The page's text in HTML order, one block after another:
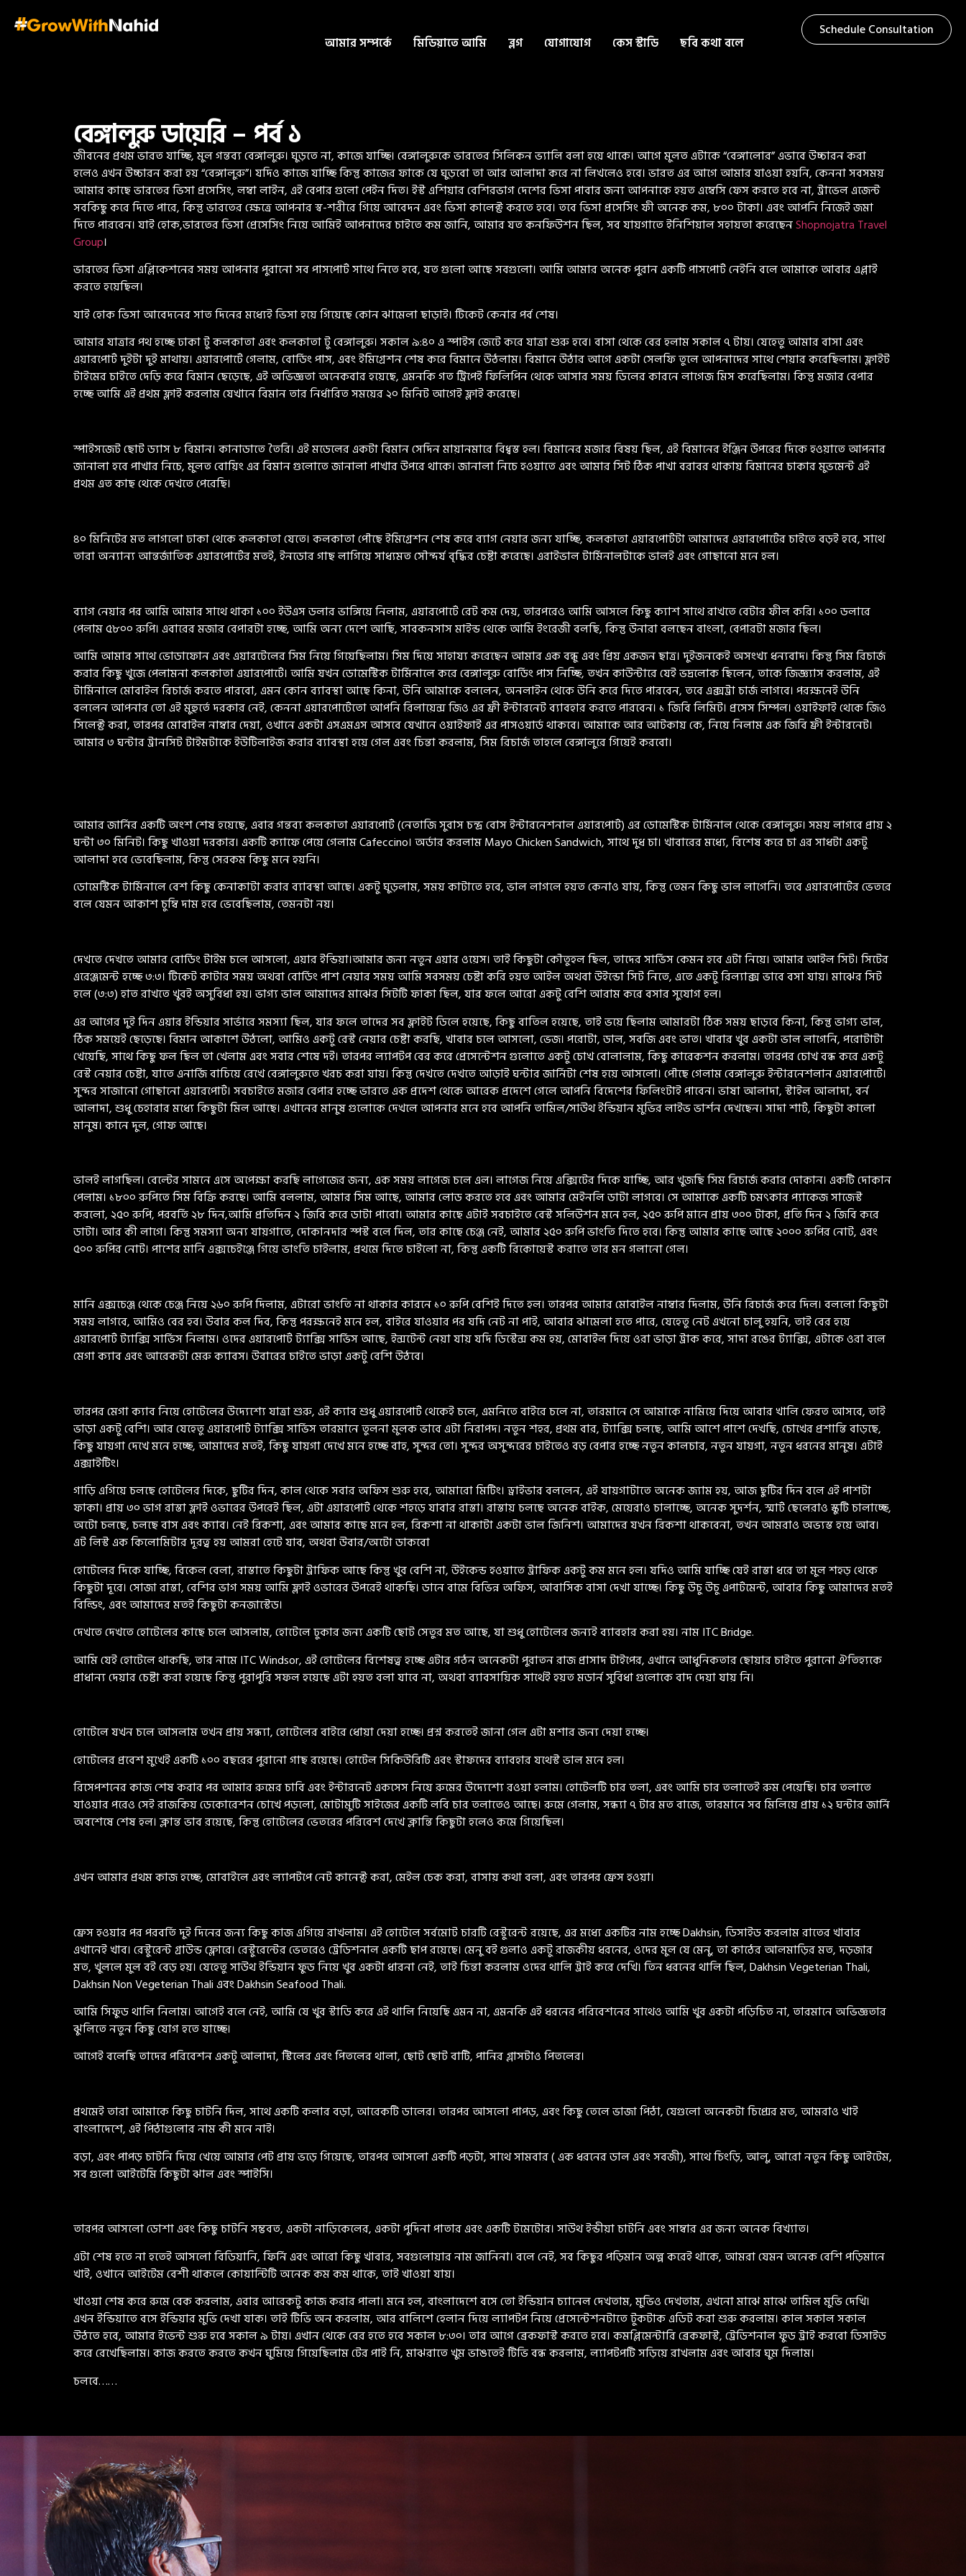
আমার সম্পর্কে মিডিয়াতে আমি ব্লগ যোগাযোগ কেস স্টাডি ছবি কথা বলে
Schedule Consultation
বেঙ্গালুরু ডায়েরি – পর্ব ১
জীবনের প্রথম ভারত যাচ্ছি, মুল গন্তব্য বেঙ্গালুরু। ঘুড়তে না, কাজে যাচ্ছি। বেঙ্গালুরুকে ভারতের সিলিকন ভ্যালি বলা হয়ে থাকে। আগে মুলত এটাকে “বেঙ্গালোর” এভাবে উচ্চারন করা
হলেও এখন উচ্চারন করা হয় “বেঙ্গালুরু”। যদিও কাজে যাচ্ছি কিন্তু কাজের ফাকে যে ঘুড়বো তা আর আলাদা করে না লিখলেও হবে। ভারত এর আগে আমার যাওয়া হয়নি, কেননা সবসময়
আমার কাছে ভারতের ভিসা প্রসেসিং, লম্বা লাইন, এই বেপার গুলো পেইন দিত। ইস্ট এশিয়ার বেশিরভাগ দেশের ভিসা পাবার জন্য আপনাকে হয়ত এম্বেসি ফেস করতে হবে না, ট্রাভেল এজেন্ট
সবকিছু করে দিতে পারে, কিন্তু ভারতের ক্ষেত্রে আপনার স্ব-শরীরে গিয়ে আবেদন এবং ভিসা কালেক্ট করতে হবে। তবে ভিসা প্রসেসিং ফী অনেক কম, ৮০০ টাকা। এবং আপনি নিজেই জমা
দিতে পারবেন। যাই হোক,ভারতের ভিসা প্রেসেসিং নিয়ে আমিই আপনাদের চাইতে কম জানি, আমার যত কনফিউশন ছিল, সব যায়গাতে ইনিশিয়াল সহায়তা করেছেনShopnojatra Travel
Group।
ভারতের ভিসা এপ্লিকেশনের সময় আপনার পুরানো সব পাসপোর্ট সাথে নিতে হবে, যত গুলো আছে সবগুলো। আমি আমার অনেক পুরান একটি পাসপোর্ট নেইনি বলে আমাকে আবার এপ্লাই
করতে হয়েছিল।
যাই হোক ভিসা আবেদনের সাত দিনের মধ্যেই ভিসা হয়ে গিয়েছে কোন ঝামেলা ছাড়াই। টিকেট কেনার পর্ব শেষ।
আমার যাত্রার পথ হচ্ছে ঢাকা টু কলকাতা এবং কলকাতা টু বেঙ্গালুরু। সকাল ৯:৪০ এ স্পাইস জেটে করে যাত্রা শুরু হবে। বাসা থেকে বের হলাম সকাল ৭ টায়। যেহেতু আমার বাসা এবং
এয়ারপোর্ট দুইটা দুই মাথায়। এয়ারপোর্টে গেলাম, বোর্ডিং পাস, এবং ইমিগ্রেশন শেষ করে বিমানে উঠলাম। বিমানে উঠার আগে একটা সেলফি তুলে আপনাদের সাথে শেয়ার করেছিলাম। ফ্লাইট
টাইমের চাইতে দেড়ি করে বিমান ছেড়েছে, এই অভিজ্ঞতা অনেকবার হয়েছে, এমনকি গত ট্রিপেই ফিলিপিন থেকে আসার সময় ডিলের কারনে লাগেজ মিস করেছিলাম। কিন্তু মজার বেপার
হচ্ছে আমি এই প্রথম ফ্লাই করলাম যেখানে বিমান তার নির্ধারিত সময়ের ২০ মিনিট আগেই ফ্লাই করেছে।
স্পাইসজেট ছোট ড্যাস ৮ বিমান। কানাডাতে তৈরি। এই মডেলের একটা বিমান সেদিন মায়ানমারে বিধ্বস্ত হল। বিমানের মজার বিষয় ছিল, এই বিমানের ইঞ্জিন উপরের দিকে হওয়াতে আপনার
জানালা হবে পাখার নিচে, মুলত বোয়িং এর বিমান গুলোতে জানালা পাখার উপরে থাকে। জানালা নিচে হওয়াতে এবং আমার সিট ঠিক পাখা বরাবর থাকায় বিমানের চাকার মুভমেন্ট এই
প্রথম এত কাছ থেকে দেখতে পেরেছি।
৪০ মিনিটের মত লাগলো ঢাকা থেকে কলকাতা যেতে। কলকাতা পৌছে ইমিগ্রেশন শেষ করে ব্যাগ নেয়ার জন্য যাচ্ছি, কলকাতা এয়ারপোর্টটা আমাদের এয়ারপোর্টের চাইতে বড়ই হবে, সাথে
তারা অন্যান্য আন্তর্জাতিক এয়ারপোর্টের মতই, ইনডোর গাছ লাগিয়ে সাধ্যমত সৌন্দর্য বৃদ্ধির চেষ্টা করেছে। এরাইভাল টার্মিনালটাকে ভালই এবং গোছানো মনে হল।
ব্যাগ নেয়ার পর আমি আমার সাথে থাকা ১০০ ইউএস ডলার ভাঙ্গিয়ে নিলাম, এয়ারপোর্টে রেট কম দেয়, তারপরেও আমি আসলে কিছু ক্যাশ সাথে রাখতে বেটার ফীল করি। ১০০ ডলারে
পেলাম ৫৮০০ রুপি। এবারের মজার বেপারটা হচ্ছে, আমি অন্য দেশে আছি, সাবকনসাস মাইন্ড থেকে আমি ইংরেজী বলছি, কিন্তু উনারা বলছেন বাংলা, বেপারটা মজার ছিল।
আমি আমার সাথে ভোডাফোন এবং এয়ারটেলের সিম নিয়ে গিয়েছিলাম। সিম দিয়ে সাহায্য করেছেন আমার এক বন্ধু এবং প্রিয় একজন ছাত্র। দুইজনকেই অসংখ্য ধন্যবাদ। কিন্তু সিম রিচার্জ
করার কিছু খুজে পেলামনা কলকাতা এয়ারপোর্টে। আমি যখন ডোমেস্টিক টার্মিনালে করে বেঙ্গালুরু বোর্ডিং পাস নিচ্ছি, তখন কাউন্টারে যেই ভদ্রলোক ছিলেন, তাকে জিজ্ঞ্যাস করলাম, এই
টার্মিনালে মোবাইল রিচার্জ করতে পারবো, এমন কোন ব্যাবস্থা আছে কিনা, উনি আমাকে বললেন, অনলাইন থেকে উনি করে দিতে পারবেন, তবে এক্সট্রা চার্জ লাগবে। পরক্ষনেই উনি
বললেন আপনার তো এই মুহুর্তে দরকার নেই, কেননা এয়ারপোর্টেতো আপনি রিলায়েন্স জিও এর ফ্রী ইন্টারনেট ব্যাবহার করতে পারবেন। ১ জিবি লিমিট। প্রসেস সিম্পল। ওয়াইফাই থেকে জিও
সিলেক্ট করা, তারপর মোবাইল নাম্বার দেয়া, ওখানে একটা এসএমএস আসবে যেখানে ওয়াইফাই এর পাসওয়ার্ড থাকবে। আমাকে আর আটকায় কে, নিয়ে নিলাম এক জিবি ফ্রী ইন্টারনেট।
আমার ৩ ঘন্টার ট্রানসিট টাইমটাকে ইউটিলাইজ করার ব্যাবস্থা হয়ে গেল এবং চিন্তা করলাম, সিম রিচার্জ তাহলে বেঙ্গালুরে গিয়েই করবো।
আমার জার্নির একটি অংশ শেষ হয়েছে, এবার গন্তব্য কলকাতা এয়ারপোর্ট (নেতাজি সুবাস চন্দ্র বোস ইন্টারনেশনাল এয়ারপোর্ট) এর ডোমেস্টিক টার্মিনাল থেকে বেঙ্গালুরু। সময় লাগবে প্রায় ২
ঘন্টা ৩০ মিনিট। কিছু খাওয়া দরকার। একটি ক্যাফে পেয়ে গেলাম Cafeccino। অর্ডার করলাম Mayo Chicken Sandwich, সাথে দুধ চা। খাবারের মধ্যে, বিশেষ করে চা এর সাধটা একটু
আলাদা হবে ভেবেছিলাম, কিন্তু সেরকম কিছু মনে হয়নি।
ডোমেস্টিক টার্মিনালে বেশ কিছু কেনাকাটা করার ব্যাবস্থা আছে। একটু ঘুড়লাম, সময় কাটাতে হবে, ভাল লাগলে হয়ত কেনাও যায়, কিন্তু তেমন কিছু ভাল লাগেনি। তবে এয়ারপোর্টের ভেতরে
বলে যেমন আকাশ চুম্বি দাম হবে ভেবেছিলাম, তেমনটা নয়।
দেখতে দেখতে আমার বোর্ডিং টাইম চলে আসলো, এয়ার ইন্ডিয়া।আমার জন্য নতুন এয়ার ওয়েস। তাই কিছুটা কৌতুহল ছিল, তাদের সার্ভিস কেমন হবে এটা নিয়ে। আমার আইল সিট। সিটের
এরেঞ্জমেন্ট হচ্ছে ৩:৩। টিকেট কাটার সময় অথবা বোর্ডিং পাশ নেয়ার সময় আমি সবসময় চেষ্টা করি হয়ত আইল অথবা উইন্ডো সিট নিতে, এতে একটু রিল্যাক্স ভাবে বসা যায়। মাঝের সিট
হলে (৩:৩) হাত রাখতে খুবই অসুবিধা হয়। ভাগ্য ভাল আমাদের মাঝের সিটটি ফাকা ছিল, যার ফলে আরো একটু বেশি আরাম করে বসার সুযোগ হল।
এর আগের দুই দিন এয়ার ইন্ডিয়ার সার্ভারে সমস্যা ছিল, যার ফলে তাদের সব ফ্লাইট ডিলে হয়েছে, কিছু বাতিল হয়েছে, তাই ভয়ে ছিলাম আমারটা ঠিক সময় ছাড়বে কিনা, কিন্তু ভাগ্য ভাল,
ঠিক সময়েই ছেড়েছে। বিমান আকাশে উঠলো, আমিও একটু রেস্ট নেয়ার চেষ্টা করছি, খাবার চলে আসলো, ভেজ। পরোটা, ডাল, সবজি এবং ভাত। খাবার খুব একটা ভাল লাগেনি, পরোটাটা
খেয়েছি, সাথে কিছু ফল ছিল তা খেলাম এবং সবার শেষে দই। তারপর ল্যাপটপ বের করে প্রেসেন্টেশন গুলোতে একটু চোখ বোলালাম, কিছু কারেকশন করলাম। তারপর চোখ বন্ধ করে একটু
রেস্ট নেয়ার চেষ্টা, যাতে এনার্জি বাচিয়ে রেখে বেঙ্গালুরুতে খরচ করা যায়। কিন্তু দেখতে দেখতে আড়াই ঘন্টার জার্নিটা শেষ হয়ে আসলো। পৌছে গেলাম বেঙ্গালুরু ইন্টারনেশলান এয়ারপোর্টে।
সুন্দর সাজানো গোছানো এয়ারপোর্ট। সবচাইতে মজার বেপার হচ্ছে ভারতে এক প্রদেশ থেকে আরেক প্রদেশে গেলে আপনি বিদেশের ফিলিংটাই পাবেন। ভাষা আলাদা, স্টাইল আলাদা, বর্ন
আলাদা, শুধু চেহারার মধ্যে কিছুটা মিল আছে। এখানের মানুষ গুলোকে দেখলে আপনার মনে হবে আপনি তামিল/সাউথ ইন্ডিয়ান মুভির লাইভ ভার্শন দেখছেন। সাদা শার্ট, কিছুটা কালো
মানুষ। কানে দুল, গোফ আছে।
ভালই লাগছিল। বেল্টের সামনে এসে অপেক্ষা করছি লাগেজের জন্য, এক সময় লাগেজ চলে এল। লাগেজ নিয়ে এক্সিটের দিকে যাচ্ছি, আর খুজছি সিম রিচার্জ করার দোকান। একটি দোকান
পেলাম। ১৮০০ রুপিতে সিম বিক্রি করছে। আমি বললাম, আমার সিম আছে, আমার লোড করতে হবে এবং আমার মেইনলি ডাটা লাগবে। সে আমাকে একটি চমৎকার প্যাকেজ সাজেস্ট
করলো, ২৫০ রুপি, পরবর্তি ২৮ দিন,আমি প্রতিদিন ২ জিবি করে ডাটা পাবো। আমার কাছে এটাই সবচাইতে বেস্ট সলিউশন মনে হল, ২৫০ রুপি মানে প্রায় ৩০০ টাকা, প্রতি দিন ২ জিবি করে
ডাটা। আর কী লাগে। কিন্তু সমস্যা অন্য যায়গাতে, দোকানদার স্পস্ট বলে দিল, তার কাছে চেঞ্জ নেই, আমার ২৫০ রুপি ভাংতি দিতে হবে। কিন্তু আমার কাছে আছে ২০০০ রুপির নোট, এবং
৫০০ রুপির নোট। পাশের মানি এক্সচেইঞ্জে গিয়ে ভাংতি চাইলাম, প্রথমে দিতে চাইলো না, কিন্তু একটি রিকোয়েস্ট করাতে তার মন গলানো গেল।
মানি এক্সচেঞ্জ থেকে চেঞ্জ নিয়ে ২৬০ রুপি দিলাম, এটারো ভাংতি না থাকার কারনে ১০ রুপি বেশিই দিতে হল। তারপর আমার মোবাইল নাম্বার দিলাম, উনি রিচার্জ করে দিল। বললো কিছুটা
সময় লাগবে, আমিও বের হব। উবার কল দিব, কিন্তু পরক্ষনেই মনে হল, বাইরে যাওয়ার পর যদি নেট না পাই, আবার ঝামেলা হতে পারে, যেহেতু নেট এখনো চালু হয়নি, তাই বের হয়ে
এয়ারপোর্ট ট্যাক্সি সার্ভিস নিলাম। ওদের এয়ারপোর্ট ট্যাক্সি সার্ভিস আছে, ইন্সটেন্ট নেয়া যায় যদি ডিস্টেন্স কম হয়, মোবাইল দিয়ে ওরা ভাড়া ট্রাক করে, সাদা রঙের ট্যাক্সি, এটাকে ওরা বলে
মেগা ক্যাব এবং আরেকটা মেরু ক্যাবস। উবারের চাইতে ভাড়া একটু বেশি উঠবে।
তারপর মেগা ক্যাব নিয়ে হোটেলের উদ্যেশ্যে যাত্রা শুরু, এই ক্যাব শুধু এয়ারপোর্ট থেকেই চলে, এমনিতে বাইরে চলে না, তারমানে সে আমাকে নামিয়ে দিয়ে আবার খালি ফেরত আসবে, তাই
ভাড়া একটু বেশি। আর যেহেতু এয়ারপোর্ট ট্যাক্সি সার্ভিস তারমানে তুলনা মুলক ভাবে এটা নিরাপদ। নতুন শহর, প্রথম বার, ট্যাক্সি চলছে, আমি আশে পাশে দেখছি, চোখের প্রশান্তি বাড়ছে,
কিছু যায়গা দেখে মনে হচ্ছে, আমাদের মতই, কিছু যায়গা দেখে মনে হচ্ছে বাহ, সুন্দর তো। সুন্দর অসুন্দরের চাইতেও বড় বেপার হচ্ছে নতুন কালচার, নতুন যায়গা, নতুন ধরনের মানুষ। এটাই
এক্সাইটিং।
গাড়ি এগিয়ে চলছে হোটেলের দিকে, ছুটির দিন, কাল থেকে সবার অফিস শুরু হবে, আমারো মিটিং। ড্রাইভার বললেন, এই যায়গাটাতে অনেক জ্যাম হয়, আজ ছুটির দিন বলে এই পাশটা
ফাকা। প্রায় ৩০ ভাগ রাস্তা ফ্লাই ওভারের উপরেই ছিল, এটা এয়ারপোর্ট থেকে শহড়ে যাবার রাস্তা। রাস্তায় চলছে অনেক বাইক, মেয়েরাও চালাচ্ছে, অনেক সুদর্শন, স্মার্ট ছেলেরাও স্কুটি চালাচ্ছে,
অটো চলছে, চলছে বাস এবং ক্যাব। নেই রিকশা, এবং আমার কাছে মনে হল, রিকশা না থাকাটা একটা ভাল জিনিশ। আমাদের যখন রিকশা থাকবেনা, তখন আমরাও অভ্যস্ত হয়ে আব।
এট লিস্ট এক কিলোমিটার দূরত্ব হয় আমরা হেটে যাব, অথবা উবার/অটো ডাকবো
হোটেলের দিকে যাচ্ছি, বিকেল বেলা, রাস্তাতে কিছুটা ট্রাফিক আছে কিন্তু খুব বেশি না, উইকেন্ড হওয়াতে ট্রাফিক একটু কম মনে হল। যদিও আমি যাচ্ছি যেই রাস্তা ধরে তা মুল শহড় থেকে
কিছুটা দূরে। সোজা রাস্তা, বেশির ভাগ সময় আমি ফ্লাই ওভারের উপরেই থাকছি। ডানে বামে বিভিন্ন অফিস, আবাসিক বাসা দেখা যাচ্ছে। কিছু উচু উচু এপার্টমেন্ট, আবার কিছু আমাদের মতই
বিল্ডিং, এবং আমাদের মতই কিছুটা কনজাস্টেড।
দেখতে দেখতে হোটেলের কাছে চলে আসলাম, হোটেলে ঢুকার জন্য একটি ছোট সেতুর মত আছে, যা শুধু হোটেলের জন্যই ব্যাবহার করা হয়। নাম ITC Bridge.
আমি যেই হোটেলে থাকছি, তার নামে ITC Windsor, এই হোটেলের বিশেষত্ব হচ্ছে এটার গঠন অনেকটা পুরাতন রাজ প্রাসাদ টাইপের, এখানে আধুনিকতার ছোয়ার চাইতে পুরানো ঐতিহ্যকে
প্রাধান্য দেয়ার চেষ্টা করা হয়েছে কিন্তু পুরাপুরি সফল হয়েছে এটা হয়ত বলা যাবে না, অথবা ব্যাবসায়িক সার্থেই হয়ত মডার্ন সুবিধা গুলোকে বাদ দেয়া যায় নি।
হোটেলে যখন চলে আসলাম তখন প্রায় সন্ধ্যা, হোটেলের বাইরে ধোয়া দেয়া হচ্ছে। প্রশ্ন করতেই জানা গেল এটা মশার জন্য দেয়া হচ্ছে।
হোটেলের প্রবেশ মুখেই একটি ১০০ বছরের পুরানো গাছ রয়েছে। হোটেল সিকিউরিটি এবং স্টাফদের ব্যাবহার যথেস্ট ভাল মনে হল।
রিসেপশনের কাজ শেষ করার পর আমার রুমের চাবি এবং ইন্টারনেট একসেস নিয়ে রুমের উদ্যেশ্যে রওয়া হলাম। হোটেলটি চার তলা, এবং আমি চার তলাতেই রুম পেয়েছি। চার তলাতে
যাওয়ার পরেও সেই রাজকিয় ডেকোরেশন চোখে পড়লো, মোটামুটি সাইজের একটি লবি চার তলাতেও আছে। রুমে গেলাম, সন্ধ্যা ৭ টার মত বাজে, তারমানে সব মিলিয়ে প্রায় ১২ ঘন্টার জার্নি
অবশেষে শেষ হল। ক্লান্ত ভাব রয়েছে, কিন্তু হোটেলের ভেতরের পরিবেশ দেখে ক্লান্তি কিছুটা হলেও কমে গিয়েছিল।
এখন আমার প্রথম কাজ হচ্ছে, মোবাইলে এবং ল্যাপটপে নেট কানেক্ট করা, মেইল চেক করা, বাসায় কথা বলা, এবং তারপর ফ্রেস হওয়া।
ফ্রেস হওয়ার পর পরবর্তি দুই দিনের জন্য কিছু কাজ এগিয়ে রাখলাম। এই হোটেলে সর্বমোট চারটি রেস্টুরেন্ট রয়েছে, এর মধ্যে একটির নাম হচ্ছে Dakhsin, ডিসাইড করলাম রাতের খাবার
এখানেই খাব। রেস্টুরেন্ট গ্রাউন্ড ফ্লোরে। রেস্টুরেন্টের ভেতরেও ট্রেডিশনাল একটি ছাপ রয়েছে। মেনু বই গুলাও একটু রাজকীয় ধরনের, ওদের মুল যে মেনু, তা কাঠের আলমাড়ির মত, দড়জার
মত, খুললে মুল বই বেড় হয়। যেহেতু সাউথ ইন্ডিয়ান ফুড নিয়ে খুব একটা ধারনা নেই, তাই চিন্তা করলাম ওদের থালি ট্রাই করে দেখি। তিন ধরনের থালি ছিল, Dakhsin Vegeterian Thali,
Dakhsin Non Vegeterian Thali এবং Dakhsin Seafood Thali.
আমি সিফুড থালি নিলাম। আগেই বলে নেই, আমি যে খুব স্টাডি করে এই থালি নিয়েছি এমন না, এমনকি এই ধরনের পরিবেশনের সাথেও আমি খুব একটা পড়িচিত না, তারমানে অভিজ্ঞতার
ঝুলিতে নতুন কিছু যোগ হতে যাচ্ছে।
আগেই বলেছি তাদের পরিবেশন একটু আলাদা, স্টিলের এবং পিতলের থালা, ছোট ছোট বাটি, পানির গ্লাসটাও পিতলের।
প্রথমেই তারা আমাকে কিছু চাটনি দিল, সাথে একটি কলার বড়া, আরেকটি ডালের। তারপর আসলো পাপড়, এবং কিছু তেলে ভাজা পিঠা, যেগুলো অনেকটা চিপ্সের মত, আমরাও খাই
বাংলাদেশে, এই পিঠাগুলোর নাম কী মনে নাই।
বড়া, এবং পাপড় চাটনি দিয়ে খেয়ে আমার পেট প্রায় ভড়ে গিয়েছে, তারপর আসলো একটি পড়টা, সাথে সামবার ( এক ধরনের ডাল এবং সবজী), সাথে চিংড়ি, আলু, আরো নতুন কিছু আইটেম,
সব গুলো আইটেমি কিছুটা ঝাল এবং স্পাইসি।
তারপর আসলো ডোশা এবং কিছু চাটনি সম্ভবত, একটা নাড়িকেলের, একটা পুদিনা পাতার এবং একটি টমেটোর। সাউথ ইন্ডীয়া চাটনি এবং সাম্বার এর জন্য অনেক বিখ্যাত।
এটা শেষ হতে না হতেই আসলো বিডিয়ানি, ফির্নি এবং আরো কিছু খাবার, সবগুলোয়ার নাম জানিনা। বলে নেই, সব কিছুর পড়িমান অল্প করেই থাকে, আমরা যেমন অনেক বেশি পড়িমানে
খাই, ওখানে আইটেম বেশী থাকলে কোয়ান্টিটি অনেক কম কম থাকে, তাই খাওয়া যায়।
খাওয়া শেষ করে রুমে বেক করলাম, এবার আরেকটু কাজ করার পালা। মনে হল, বাংলাদেশে বসে তো ইন্ডিয়ান চ্যানেল দেখতাম, মুভিও দেখতাম, এখনো মাঝে মাঝে তামিল মুভি দেখি।
এখন ইন্ডিয়াতে বসে ইন্ডিয়ার মুভি দেখা যাক। তাই টিভি অন করলাম, আর বালিশে হেলান দিয়ে ল্যাপটপ নিয়ে প্রেসেন্টেশনটাতে টুকটাক এডিট করা শুরু করলাম। কাল সকাল সকাল
উঠতে হবে, আমার ইভেন্ট শুরু হবে সকাল ৯ টায়। এখান থেকে বের হতে হবে সকাল ৮:৩০। তার আগে ব্রেকফাস্ট করতে হবে। কমপ্লিমেন্টারি ব্রেকফাস্ট, ট্রেডিশনাল ফুড ট্রাই করবো ডিসাইড
করে রেখেছিলাম। কাজ করতে করতে কখন ঘুমিয়ে গিয়েছিলাম টের পাই নি, মাঝরাতে খুম ভাঙতেই টিভি বন্ধ করলাম, ল্যাপটপটি সড়িয়ে রাখলাম এবং আবার ঘুম দিলাম।
চলবে……